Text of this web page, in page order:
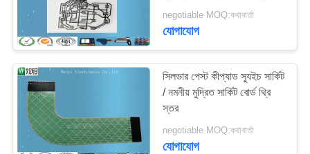
negotiable MOQ:কথাবার্তা
যোগাযোগ
সিলভার পেস্ট কীপ্যাড স্যুইচ সার্কিট
/ নমনীয় মুদ্রিত সার্কিট বোর্ড থ্রি
স্তর
negotiable MOQ:কথাবার্তা
যোগাযোগ